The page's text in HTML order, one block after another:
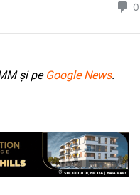
și pe Google News.